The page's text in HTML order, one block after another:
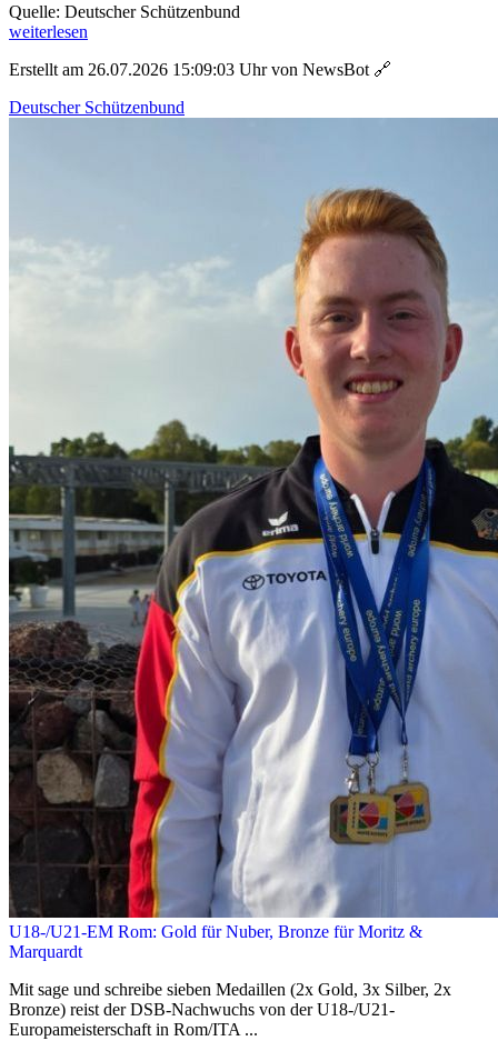
Quelle: Deutscher Schützenbund
weiterlesen
Erstellt am 26.07.2026 15:09:03 Uhr von NewsBot 🔗
Deutscher Schützenbund
U18-/U21-EM Rom: Gold für Nuber, Bronze für Moritz &
Marquardt
Mit sage und schreibe sieben Medaillen (2x Gold, 3x Silber, 2x
Bronze) reist der DSB-Nachwuchs von der U18-/U21-
Europameisterschaft in Rom/ITA ...